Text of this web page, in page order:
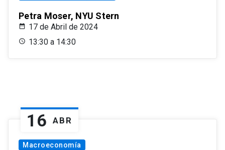
Petra Moser, NYU Stern
17 de Abril de 2024
13:30 a 14:30
16 ABR
Macroeconomía